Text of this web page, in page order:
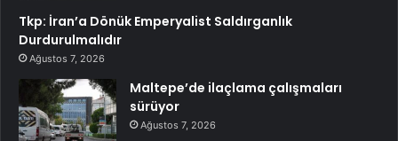
Tkp: İran’a Dönük Emperyalist Saldırganlık
Durdurulmalıdır
Ağustos 7, 2026
Maltepe’de ilaçlama çalışmaları
sürüyor
Ağustos 7, 2026